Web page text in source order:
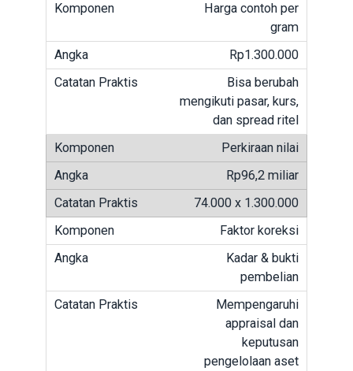
Harga contoh per
gram
Rp1.300.000
Bisa berubah
mengikuti pasar, kurs,
dan spread ritel
Perkiraan nilai
Rp96,2 miliar
74.000 x 1.300.000
Faktor koreksi
Kadar & bukti
pembelian
Mempengaruhi
appraisal dan
keputusan
pengelolaan aset